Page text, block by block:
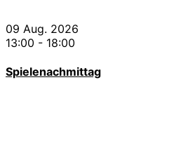
09 Aug. 2026
13:00 - 18:00
Spielenachmittag